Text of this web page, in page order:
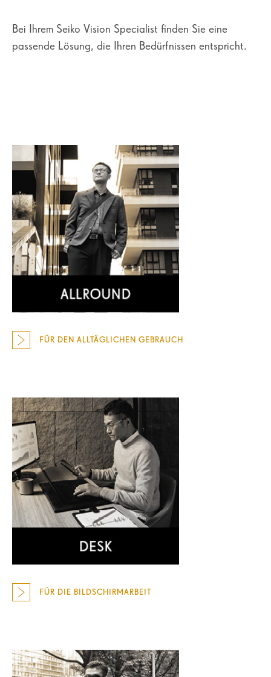
Bei Ihrem Seiko Vision Specialist finden Sie eine
passende Lösung, die Ihren Bedürfnissen entspricht.
FÜR DEN ALLTÄGLICHEN GEBRAUCH
FÜR DIE BILDSCHIRMARBEIT